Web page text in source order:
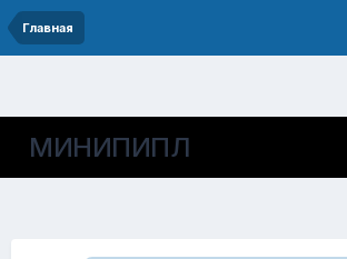
Главная
МИНИПИПЛ